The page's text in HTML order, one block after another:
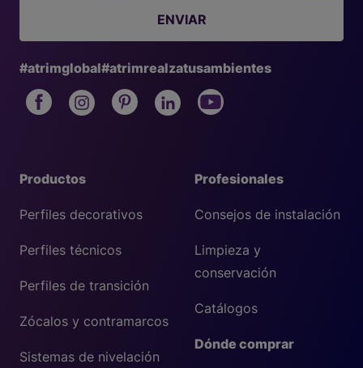
Profesionales
Consejos de instalación
Limpieza y
conservación
Catálogos
Dónde comprar
Productos
Perfiles decorativos
Perfiles técnicos
Perfiles de transición
Zócalos y contramarcos
Sistemas de nivelación
ENVIAR
#atrimglobal#atrimrealzatusambientes